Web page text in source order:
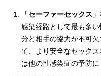
「セーファーセックス
感染経路として最も多
分と相手の協力が不可
て、より安全なセック
は他の性感染症の予防に